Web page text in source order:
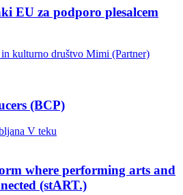
EU za podporo plesalcem
kulturno društvo Mimi (Partner)
(BCP)
V teku
where performing arts and
(stART.)